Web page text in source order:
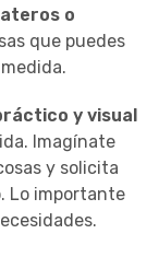
o
que puedes
y visual
Imagínate
y solicita
Lo importante